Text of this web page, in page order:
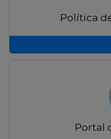
Política
Portal